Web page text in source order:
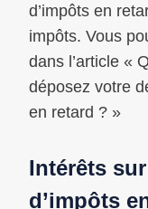
d’impôts en
impôts. Vous
dans l’article «
déposez votre
en retard ? »
Intérêts
d’impôts